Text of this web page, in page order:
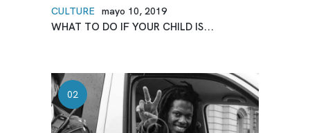
CULTURE mayo 10, 2019
WHAT TO DO IF YOUR CHILD IS...